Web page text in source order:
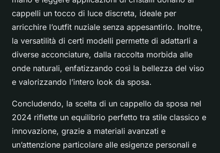
cappelli un tocco di luce discreta, ideale per
arricchire l’outfit nuziale senza appesantirlo. Inoltre,
la versatilità di certi modelli permette di adattarli a
diverse acconciature, dalla raccolta morbida alle
onde naturali, enfatizzando così la bellezza del viso
e valorizzando l’intero look da sposa.
Concludendo, la scelta di un cappello da sposa nel
2024 riflette un equilibrio perfetto tra stile classico e
innovazione, grazie a materiali avanzati e
un’attenzione particolare alle esigenze personali e